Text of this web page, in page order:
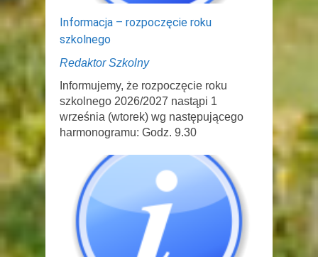
Informacja – rozpoczęcie roku
szkolnego
Redaktor Szkolny
Informujemy, że rozpoczęcie roku
szkolnego 2026/2027 nastąpi 1
września (wtorek) wg następującego
harmonogramu: Godz. 9.30